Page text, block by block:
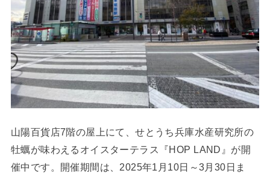
山陽百貨店7階の屋上にて、せとうち兵庫水産研究所の
牡蠣が味わえるオイスターテラス『HOP LAND』が開
催中です。開催期間は、2025年1月10日～3月30日ま